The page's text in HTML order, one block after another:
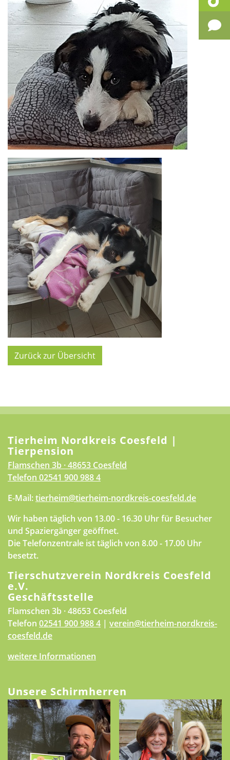
Zurück zur Übersicht
Tierheim Nordkreis Coesfeld |
Tierpension
Flamschen 3b · 48653 Coesfeld
Telefon 02541 900 988 4
E-Mail:tierheim@tierheim-nordkreis-coesfeld.de
Wir haben täglich von 13.00 - 16.30 Uhr für Besucher
und Spaziergänger geöffnet.
Die Telefonzentrale ist täglich von 8.00 - 17.00 Uhr
besetzt.
Tierschutzverein Nordkreis Coesfeld
e.V.
Geschäftsstelle
Flamschen 3b · 48653 Coesfeld
Telefon 02541 900 988 4 | verein@tierheim-nordkreis-
coesfeld.de
weitere Informationen
Unsere Schirmherren